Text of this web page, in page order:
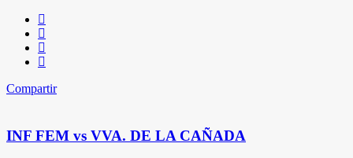
Compartir
INF FEM vs VVA. DE LA CAÑADA